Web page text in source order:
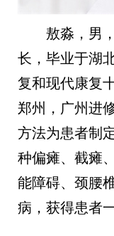
敖淼，男，
长，毕业于湖
复和现代康复
郑州，广州进
方法为患者制
种偏瘫、截瘫
能障碍、颈腰
病，获得患者